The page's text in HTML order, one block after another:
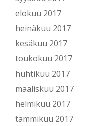
elokuu 2017
heinäkuu 2017
kesäkuu 2017
toukokuu 2017
huhtikuu 2017
maaliskuu 2017
helmikuu 2017
tammikuu 2017